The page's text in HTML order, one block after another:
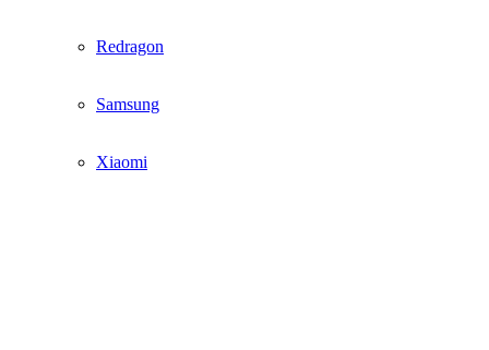
Redragon
Samsung
Xiaomi